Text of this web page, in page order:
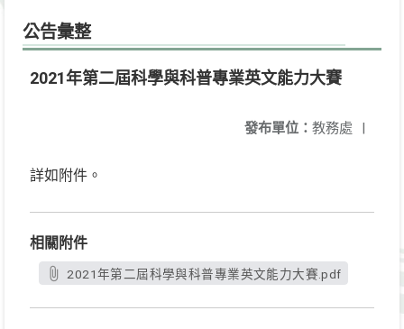
公告彙整
2021年第二屆科學與科普專業英文能力大賽
發布單位： 教務處 |
詳如附件。
相關附件
2021年第二屆科學與科普專業英文能力大賽.pdf